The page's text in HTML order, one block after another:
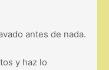
antes de nada.
y haz lo